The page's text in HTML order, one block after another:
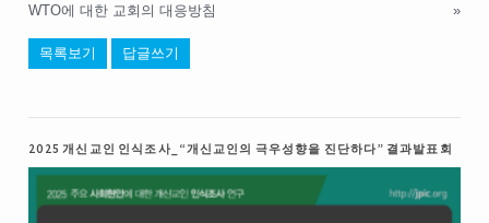
WTO에 대한 교회의 대응방침
»
목록보기 답글쓰기
2025 개신교인 인식조사_“개신교인의 극우성향을 진단하다” 결과발표회